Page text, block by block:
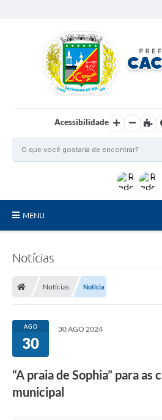
Acessibilidade
MENU
Conselhos Municipais
Serviços on-line
Turismo
Notícias
Notícias Notícia
AGO
30
30 AGO 2024
“A praia de Sophia” para as
municipal